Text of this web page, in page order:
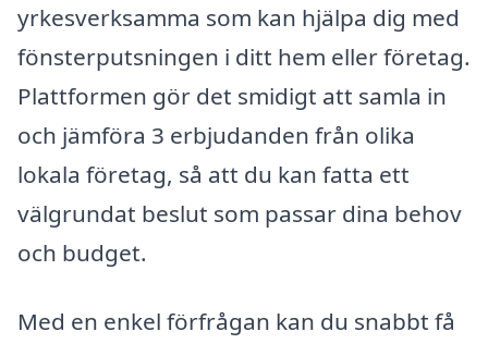
yrkesverksamma som kan hjälpa dig med
fönsterputsningen i ditt hem eller företag.
Plattformen gör det smidigt att samla in
och jämföra 3 erbjudanden från olika
lokala företag, så att du kan fatta ett
välgrundat beslut som passar dina behov
och budget.
Med en enkel förfrågan kan du snabbt få